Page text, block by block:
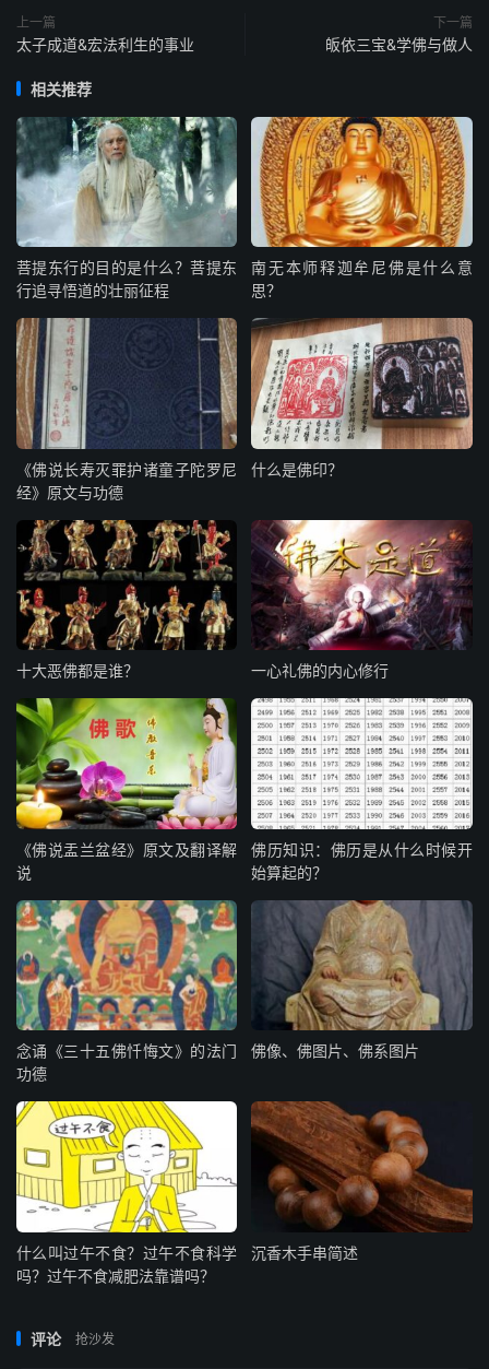
上一篇
太子成道&宏法利生的事业
下一篇
皈依三宝&学佛与做人
相关推荐
菩提东行的目的是什么？菩提东
行追寻悟道的壮丽征程
南无本师释迦牟尼佛是什么意
思？
《佛说长寿灭罪护诸童子陀罗尼
经》原文与功德
什么是佛印？
十大恶佛都是谁？ 一心礼佛的内心修行
《佛说盂兰盆经》原文及翻译解
说
佛历知识：佛历是从什么时候开
始算起的？
念诵《三十五佛忏悔文》的法门
功德
佛像、佛图片、佛系图片
什么叫过午不食？过午不食科学
吗？过午不食减肥法靠谱吗？
沉香木手串简述
评论 抢沙发